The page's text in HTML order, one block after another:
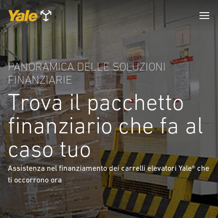
PANORAMICA DELLE SOLUZIONI
FINANZIARIE
Trova il pacchetto
finanziario che fa al
caso tuo
Assistenza nel finanziamento dei carrelli elevatori Yale® che
ti occorrono ora